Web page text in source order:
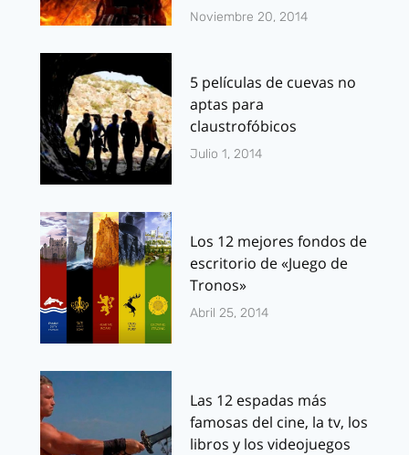
Noviembre 20, 2014
5 películas de cuevas no
aptas para
claustrofóbicos
Julio 1, 2014
Los 12 mejores fondos de
escritorio de «Juego de
Tronos»
Abril 25, 2014
Las 12 espadas más
famosas del cine, la tv, los
libros y los videojuegos